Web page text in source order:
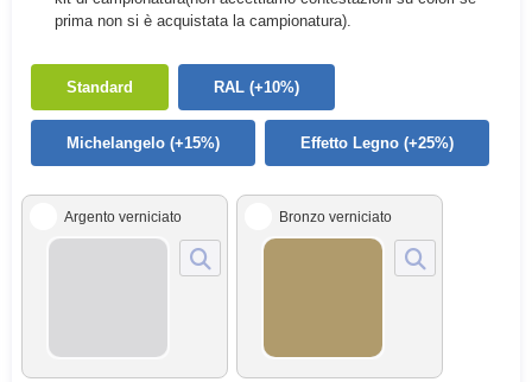
prima non si è acquistata la campionatura).
Standard RAL (+10%)
Michelangelo (+15%) Effetto Legno (+25%)
Argento verniciato Bronzo verniciato